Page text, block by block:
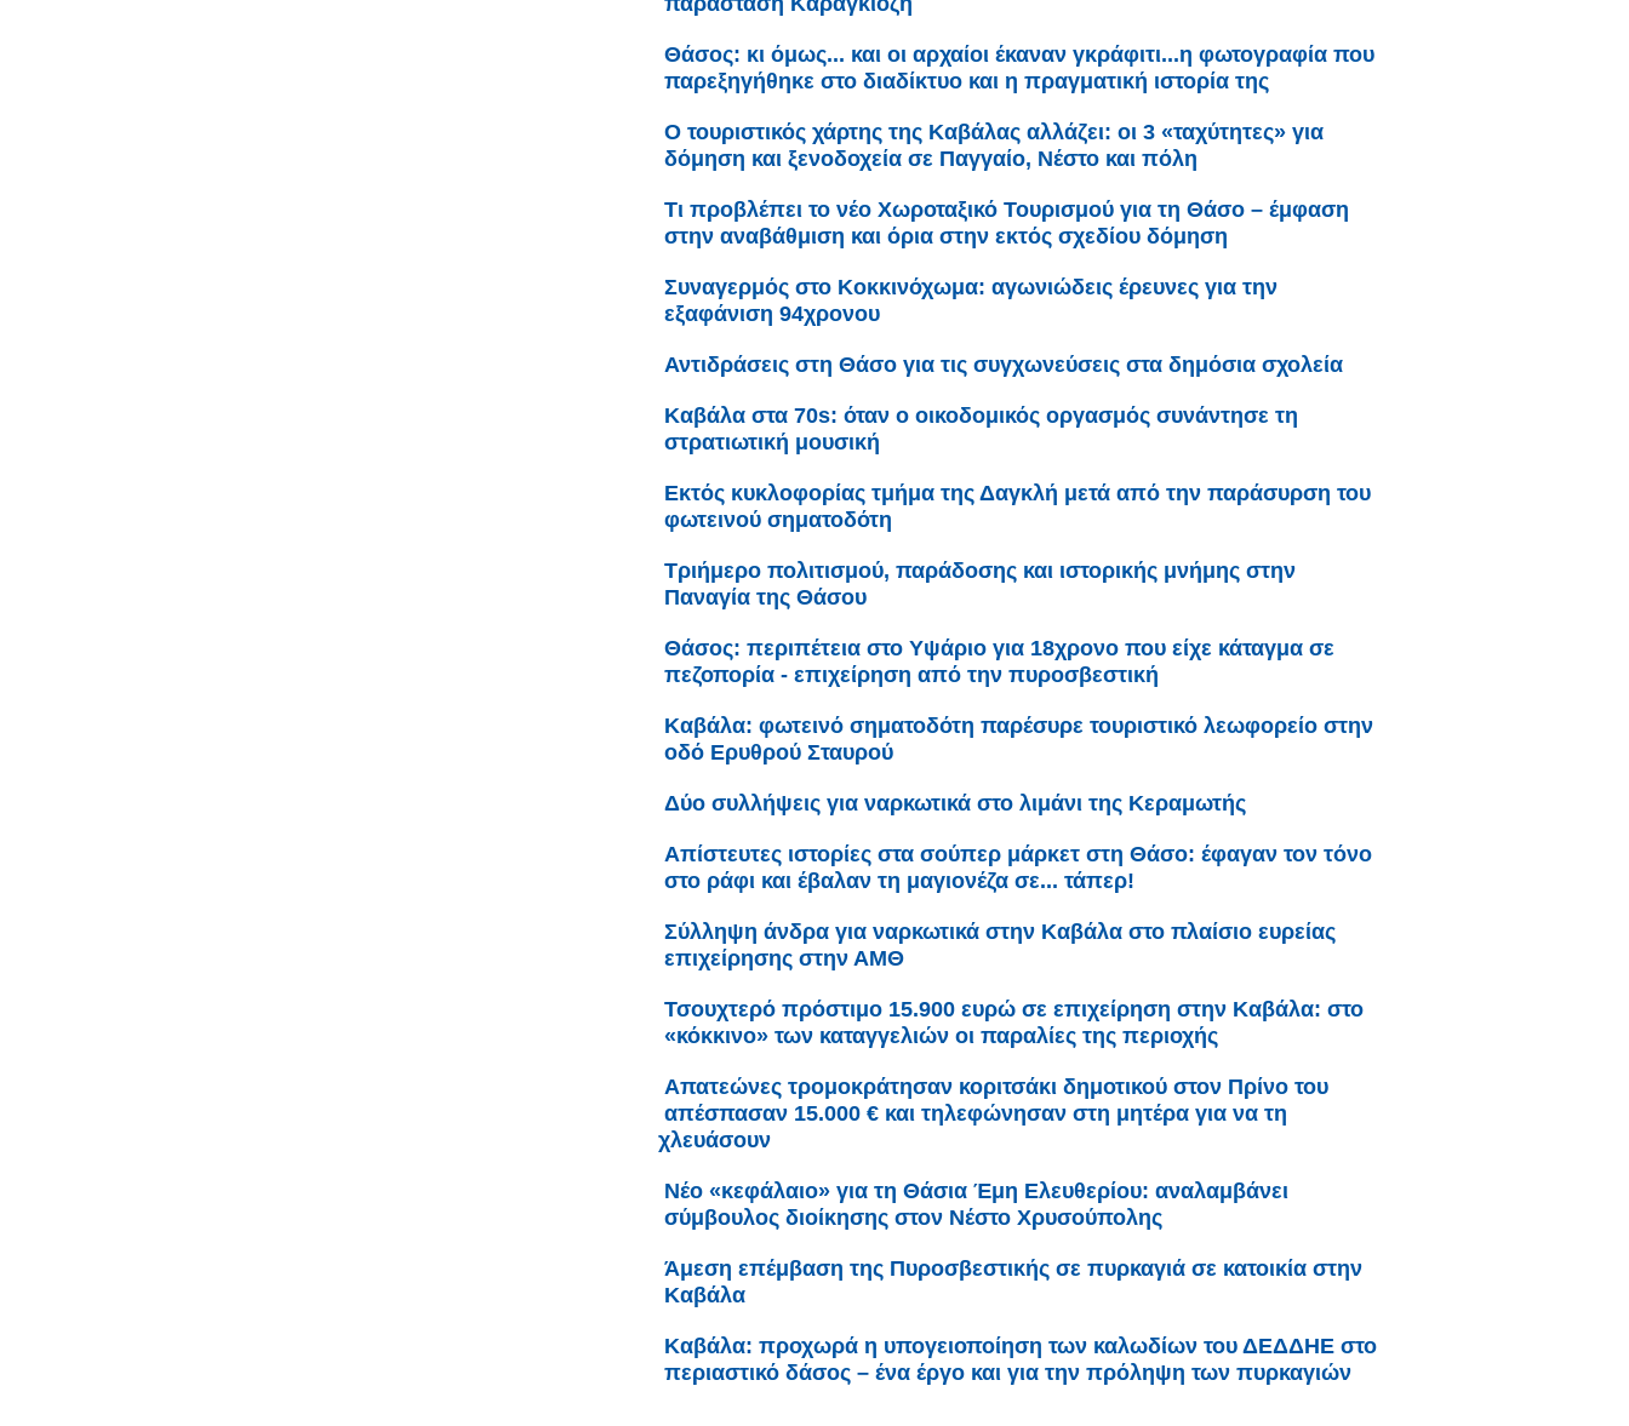
Θάσος: κι όμως... και οι αρχαίοι έκαναν γκράφιτι...η φωτογραφία που
παρεξηγήθηκε στο διαδίκτυο και η πραγματική ιστορία της
Ο τουριστικός χάρτης της Καβάλας αλλάζει: oι 3 «ταχύτητες» για
δόμηση και ξενοδοχεία σε Παγγαίο, Νέστο και πόλη
Τι προβλέπει το νέο Χωροταξικό Τουρισμού για τη Θάσο – έμφαση
στην αναβάθμιση και όρια στην εκτός σχεδίου δόμηση
Συναγερμός στο Κοκκινόχωμα: αγωνιώδεις έρευνες για την
εξαφάνιση 94χρονου
Αντιδράσεις στη Θάσο για τις συγχωνεύσεις στα δημόσια σχολεία
Καβάλα στα 70s: όταν ο οικοδομικός οργασμός συνάντησε τη
στρατιωτική μουσική
Εκτός κυκλοφορίας τμήμα της Δαγκλή μετά από την παράσυρση του
φωτεινού σηματοδότη
Τριήμερο πολιτισμού, παράδοσης και ιστορικής μνήμης στην
Παναγία της Θάσου
Θάσος: περιπέτεια στο Υψάριο για 18χρονο που είχε κάταγμα σε
πεζοπορία - επιχείρηση από την πυροσβεστική
Καβάλα: φωτεινό σηματοδότη παρέσυρε τουριστικό λεωφορείο στην
οδό Ερυθρού Σταυρού
Δύο συλλήψεις για ναρκωτικά στο λιμάνι της Κεραμωτής
Απίστευτες ιστορίες στα σούπερ μάρκετ στη Θάσο: έφαγαν τον τόνο
στο ράφι και έβαλαν τη μαγιονέζα σε... τάπερ!
Σύλληψη άνδρα για ναρκωτικά στην Καβάλα στο πλαίσιο ευρείας
επιχείρησης στην ΑΜΘ
Τσουχτερό πρόστιμο 15.900 ευρώ σε επιχείρηση στην Καβάλα: στο
«κόκκινο» των καταγγελιών οι παραλίες της περιοχής
Απατεώνες τρομοκράτησαν κοριτσάκι δημοτικού στον Πρίνο του
απέσπασαν 15.000 € και τηλεφώνησαν στη μητέρα για να τη
χλευάσουν
Νέο «κεφάλαιο» για τη Θάσια Έμη Ελευθερίου: αναλαμβάνει
σύμβουλος διοίκησης στον Νέστο Χρυσούπολης
Άμεση επέμβαση της Πυροσβεστικής σε πυρκαγιά σε κατοικία στην
Καβάλα
Καβάλα: προχωρά η υπογειοποίηση των καλωδίων του ΔΕΔΔΗΕ στο
περιαστικό δάσος – ένα έργο και για την πρόληψη των πυρκαγιών